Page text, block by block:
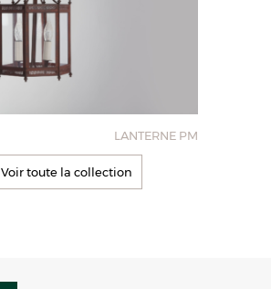
LANTERNE PM
Voir toute la collection